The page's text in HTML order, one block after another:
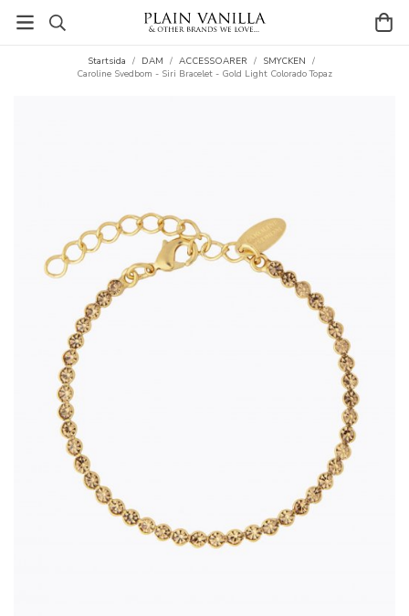
Startsida / DAM / ACCESSOARER / SMYCKEN /
Caroline Svedbom - Siri Bracelet - Gold Light Colorado Topaz